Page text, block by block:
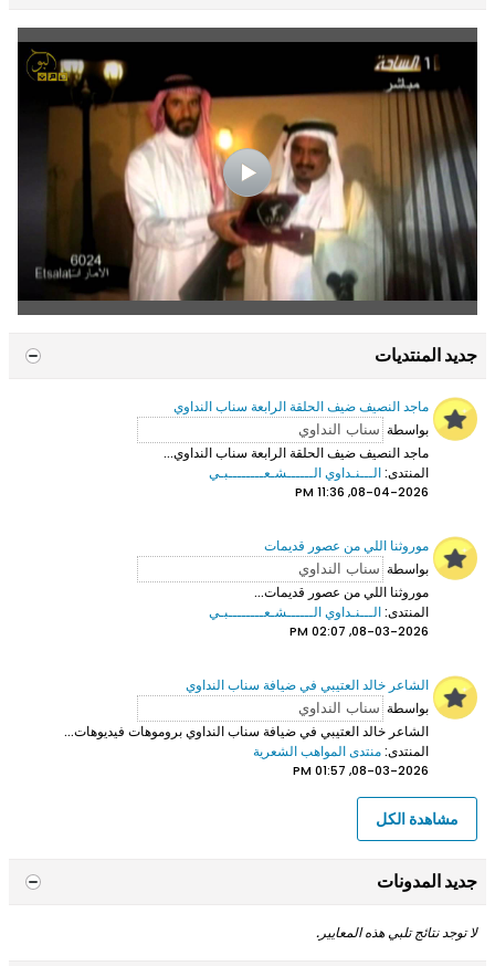
جديد المنتديات
ماجد النصيف ضيف الحلقة الرابعة سناب النداوي
بواسطة
ماجد النصيف ضيف الحلقة الرابعة سناب النداوي...
المنتدى:الـــنـداوي الــــــشـعــــــــبـي
08-04-2026, 11:36 PM
موروثنا اللي من عصور قديمات
بواسطة
موروثنا اللي من عصور قديمات...
المنتدى:الـــنـداوي الــــــشـعــــــــبـي
08-03-2026, 02:07 PM
الشاعر خالد العتيبي في ضيافة سناب النداوي
بواسطة
الشاعر خالد العتيبي في ضيافة سناب النداوي بروموهات فيديوهات...
المنتدى:منتدى المواهب الشعرية
08-03-2026, 01:57 PM
مشاهدة الكل
جديد المدونات
لا توجد نتائج تلبي هذه المعايير.